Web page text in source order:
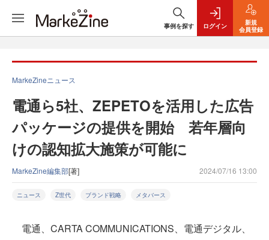
事例を探す ログイン
新規
会員登録
MarkeZineニュース
電通ら5社、ZEPETOを活用した広告
パッケージの提供を開始 若年層向
けの認知拡大施策が可能に
MarkeZine編集部[著] 2024/07/16 13:00
ニュース Z世代 ブランド戦略 メタバース
電通、CARTA COMMUNICATIONS、電通デジタル、